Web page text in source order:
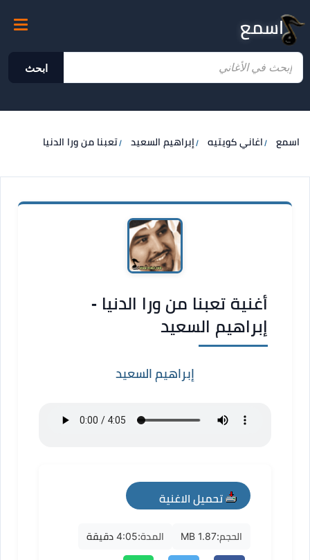
اسمع
ابحث
اسمع اغاني كويتيه إبراهيم السعيد تعبنا من ورا الدنيا
أغنية تعبنا من ورا الدنيا -
إبراهيم السعيد
إبراهيم السعيد
تحميل الاغنية
mp3
الحجم:1.87 MB المدة:4:05 دقيقة